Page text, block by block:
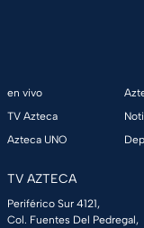
en vivo
TV Azteca
Azteca UNO
TV AZTECA
Periférico Sur 4121,
Col. Fuentes Del Pedregal,